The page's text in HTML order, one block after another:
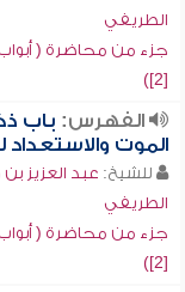
الطريفي
جزء من محاضرة (
[2])
الفهرس: باب
الموت والاستعداد
للشيخ: عبد العزيز
الطريفي
جزء من محاضرة (
[2])